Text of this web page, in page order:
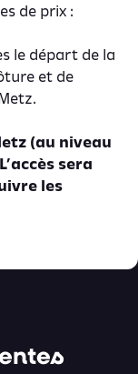
de prix :
le départ de la
et de
(au niveau
sera
les